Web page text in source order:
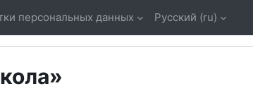
персональных данных Русский ‎(ru)‎